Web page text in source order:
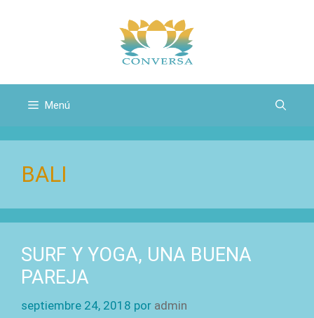
Menú
BALI
SURF Y YOGA, UNA BUENA
PAREJA
septiembre 24, 2018 por admin